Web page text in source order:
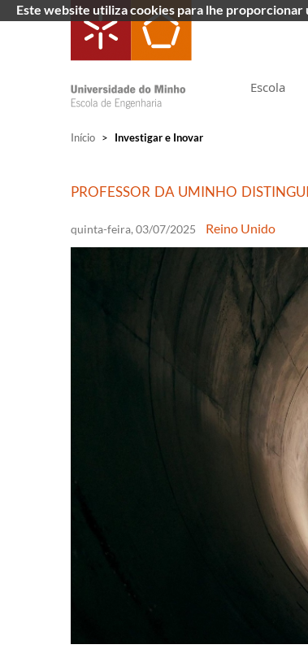
Escola
Início > Investigar e Inovar
PROFESSOR DA UMINHO
quinta-feira, 03/07/2025 Reino Unido
Este website utiliza cookies para lhe proporcionar